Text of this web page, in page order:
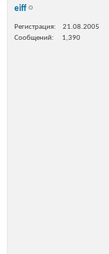
eiff
Регистрация
21.08.2005
Сообщений
1,390